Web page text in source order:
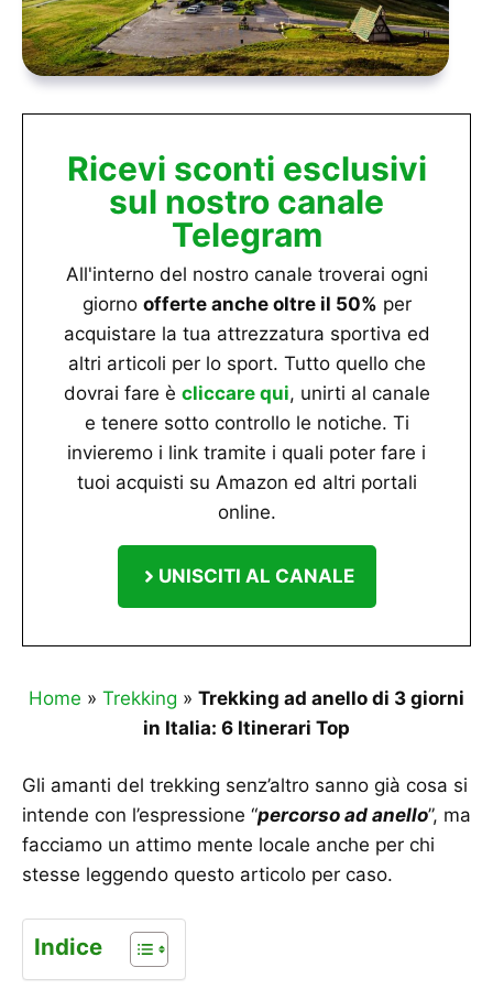
Ricevi sconti esclusivi
sul nostro canale
Telegram
All'interno del nostro canale troverai ogni
giorno offerte anche oltre il 50% per
acquistare la tua attrezzatura sportiva ed
altri articoli per lo sport. Tutto quello che
dovrai fare è cliccare qui, unirti al canale
e tenere sotto controllo le notiche. Ti
invieremo i link tramite i quali poter fare i
tuoi acquisti su Amazon ed altri portali
online.
UNISCITI AL CANALE
Home » Trekking » Trekking ad anello di 3 giorni
in Italia: 6 Itinerari Top
Gli amanti del trekking senz’altro sanno già cosa si
intende con l’espressione “percorso ad anello”, ma
facciamo un attimo mente locale anche per chi
stesse leggendo questo articolo per caso.
Indice